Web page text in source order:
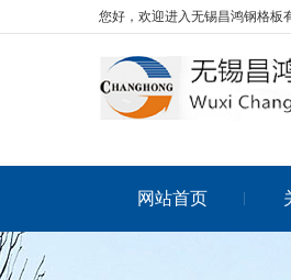
您好，欢迎进入无锡昌鸿钢格板
网站首页